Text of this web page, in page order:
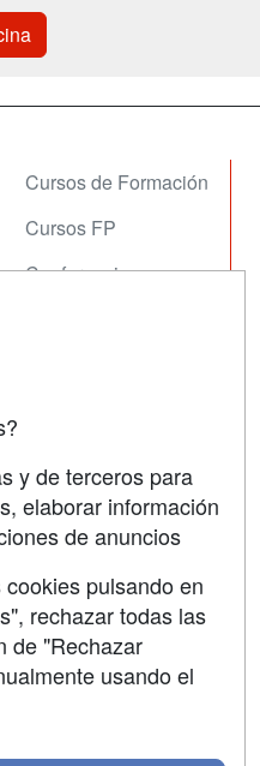
Cursos de Formación
Cursos FP
Conferencias
y de terceros para
elaborar información
de anuncios
pulsando en
rechazar todas las
de "Rechazar
usando el